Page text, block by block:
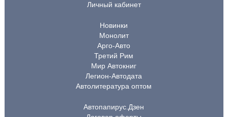
Личный кабинет
Новинки
Монолит
Арго-Авто
Третий Рим
Мир Автокниг
Легион-Автодата
Автолитература оптом
Автопапирус.Дзен